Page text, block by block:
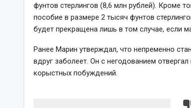
фунтов стерлингов (8,6 млн рублей). Кроме
пособие в размере 2 тысяч фунтов
будет прекращена лишь в том случае, если
Ранее Марин утверждал, что непременно
вдруг заболеет. Он с негодованием
корыстных побуждений.